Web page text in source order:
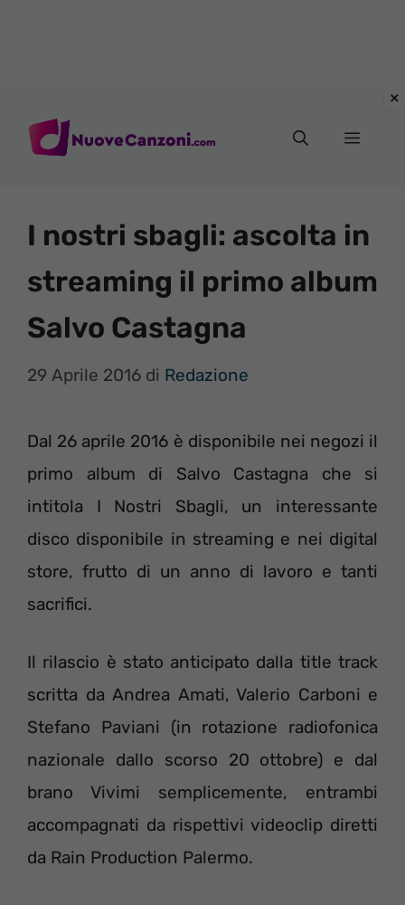
Menu
I nostri sbagli: ascolta in
streaming il primo album
Salvo Castagna
29 Aprile 2016 di Redazione
Dal 26 aprile 2016 è disponibile nei negozi il
primo album di Salvo Castagna che si
intitola I Nostri Sbagli, un interessante
disco disponibile in streaming e nei digital
store, frutto di un anno di lavoro e tanti
sacrifici.
Il rilascio è stato anticipato dalla title track
scritta da Andrea Amati, Valerio Carboni e
Stefano Paviani (in rotazione radiofonica
nazionale dallo scorso 20 ottobre) e dal
brano Vivimi semplicemente, entrambi
accompagnati da rispettivi videoclip diretti
da Rain Production Palermo.